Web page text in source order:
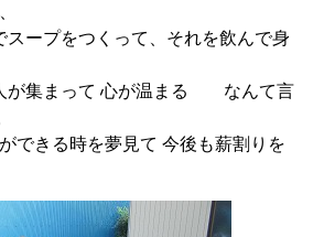
ープをつくって、それを飲んで身
が集まって 心が温まる なんて言
できる時を夢見て 今後も薪割りを